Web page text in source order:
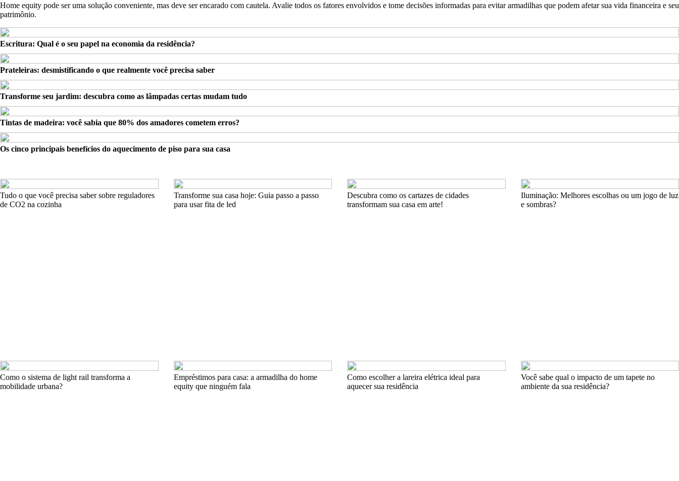
Home equity pode ser uma solução conveniente, mas deve ser encarado com cautela. Avalie todos os fatores envolvidos e tome decisões informadas para evitar armadilhas que podem afetar sua vida financeira e seu
patrimônio.
Escritura: Qual é o seu papel na economia da residência?
Prateleiras: desmistificando o que realmente você precisa saber
Transforme seu jardim: descubra como as lâmpadas certas mudam tudo
Tintas de madeira: você sabia que 80% dos amadores cometem erros?
Os cinco principais benefícios do aquecimento de piso para sua casa
Tudo o que você precisa saber sobre reguladores
de CO2 na cozinha
Transforme sua casa hoje: Guia passo a passo
para usar fita de led
Descubra como os cartazes de cidades
transformam sua casa em arte!
Iluminação: Melhores escolhas ou um jogo de luz
e sombras?
Como o sistema de light rail transforma a
mobilidade urbana?
Empréstimos para casa: a armadilha do home
equity que ninguém fala
Como escolher a lareira elétrica ideal para
aquecer sua residência
Você sabe qual o impacto de um tapete no
ambiente da sua residência?